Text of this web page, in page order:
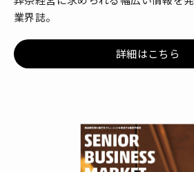
業界誌。
詳細はこちら